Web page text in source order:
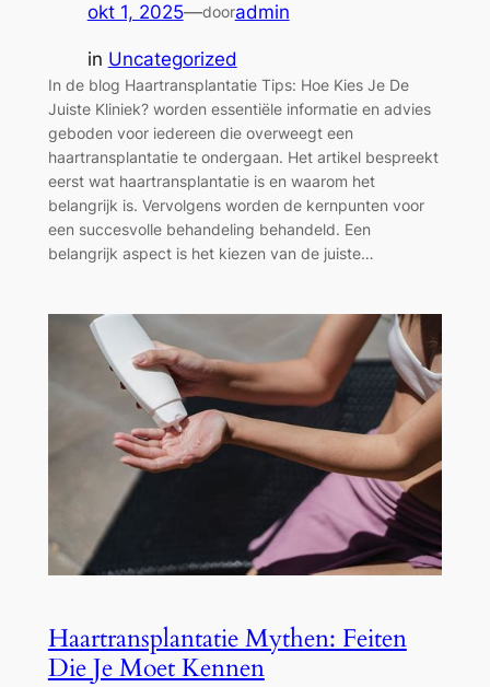
okt 1, 2025—dooradmin
in Uncategorized
In de blog Haartransplantatie Tips: Hoe Kies Je De
Juiste Kliniek? worden essentiële informatie en advies
geboden voor iedereen die overweegt een
haartransplantatie te ondergaan. Het artikel bespreekt
eerst wat haartransplantatie is en waarom het
belangrijk is. Vervolgens worden de kernpunten voor
een succesvolle behandeling behandeld. Een
belangrijk aspect is het kiezen van de juiste…
Haartransplantatie Mythen: Feiten
Die Je Moet Kennen